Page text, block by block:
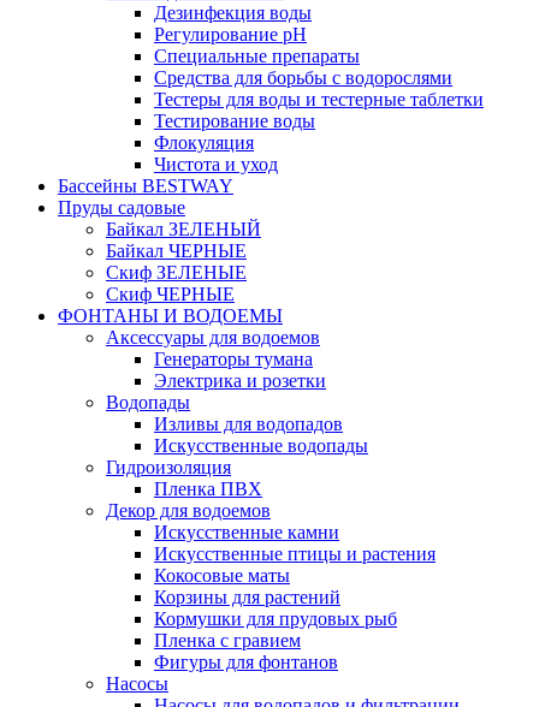
Дезинфекция воды
Регулирование pH
Специальные препараты
Средства для борьбы с водорослями
Тестеры для воды и тестерные таблетки
Тестирование воды
Флокуляция
Чистота и уход
Бассейны BESTWAY
Пруды садовые
Байкал ЗЕЛЕНЫЙ
Байкал ЧЕРНЫЕ
Скиф ЗЕЛЕНЫЕ
Скиф ЧЕРНЫЕ
ФОНТАНЫ И ВОДОЕМЫ
Аксессуары для водоемов
Генераторы тумана
Электрика и розетки
Водопады
Изливы для водопадов
Искусственные водопады
Гидроизоляция
Пленка ПВХ
Декор для водоемов
Искусственные камни
Искусственные птицы и растения
Кокосовые маты
Корзины для растений
Кормушки для прудовых рыб
Пленка с гравием
Фигуры для фонтанов
Насосы